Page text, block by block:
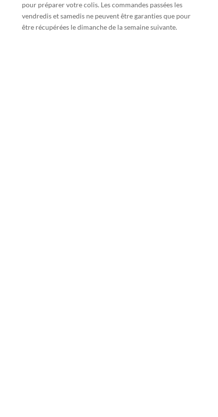
pour préparer votre colis. Les commandes passées les
vendredis et samedis ne peuvent être garanties que pour
être récupérées le dimanche de la semaine suivante.